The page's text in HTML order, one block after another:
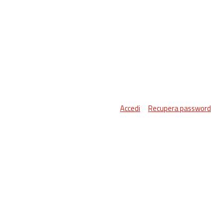
Accedi Recupera password